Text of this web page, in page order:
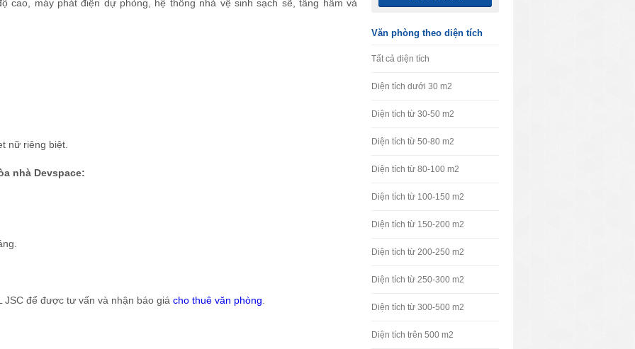
cao, máy phát điện dự phòng, hệ thông nhà vệ sinh sạch sẽ, tầng hầm và
nữ riêng biệt.
nhà Devspace:
JSC để được tư vấn và nhận báo giá cho thuê văn phòng
Văn phòng theo diện tích
Tất cả diện tích
Diện tích dưới 30 m2
Diện tích từ 30-50 m2
Diện tích từ 50-80 m2
Diện tích từ 80-100 m2
Diện tích từ 100-150 m2
Diện tích từ 150-200 m2
Diện tích từ 200-250 m2
Diện tích từ 250-300 m2
Diện tích từ 300-500 m2
Diện tích trên 500 m2